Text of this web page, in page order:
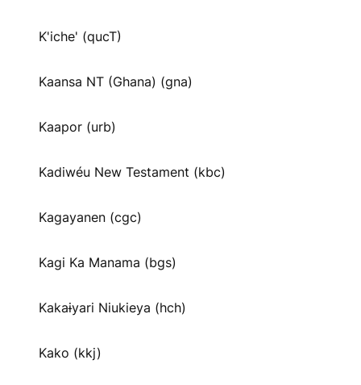
K'iche' (qucT)
Kaansa NT (Ghana) (gna)
Kaapor (urb)
Kadiwéu New Testament (kbc)
Kagayanen (cgc)
Kagi Ka Manama (bgs)
Kakaɨyari Niukieya (hch)
Kako (kkj)